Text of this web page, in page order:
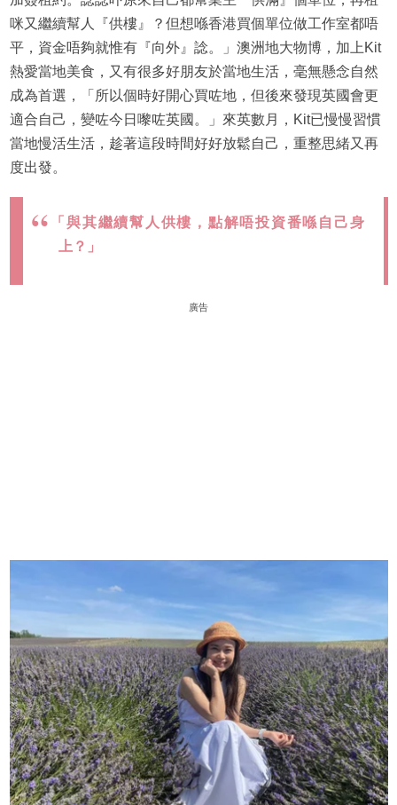
咪又繼續幫人『供樓』？但想喺香港買個單位做工作室都唔
平，資金唔夠就惟有『向外』諗。」澳洲地大物博，加上Kit
熱愛當地美食，又有很多好朋友於當地生活，毫無懸念自然
成為首選，「所以個時好開心買咗地，但後來發現英國會更
適合自己，變咗今日嚟咗英國。」來英數月，Kit已慢慢習慣
當地慢活生活，趁著這段時間好好放鬆自己，重整思緒又再
度出發。
「與其繼續幫人供樓，點解唔投資番喺自己身
上？」
廣告